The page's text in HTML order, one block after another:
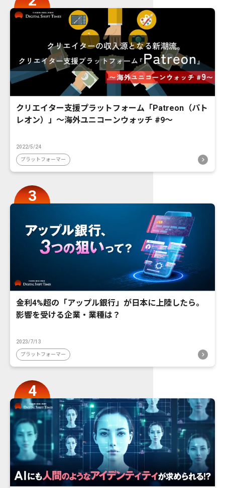
クリエイター支援プラットフォーム「Patreon（パト
レオン）」〜海外ユニコーンウォッチ #9〜
2022/5/24
プラットフォーマー
金利4%超の「アップル銀行」が日本に上陸したら。
影響を受ける企業・業種は？
2023/7/13
プラットフォーマー